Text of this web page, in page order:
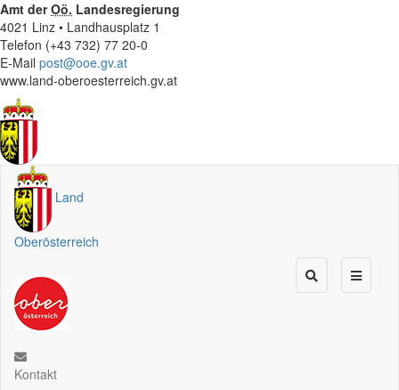
Amt derOö. Landesregierung
4021 Linz • Landhausplatz 1
Telefon (+43 732) 77 20-0
E-Mail post@ooe.gv.at
www.land-oberoesterreich.gv.at
Land
Oberösterreich
Kontakt